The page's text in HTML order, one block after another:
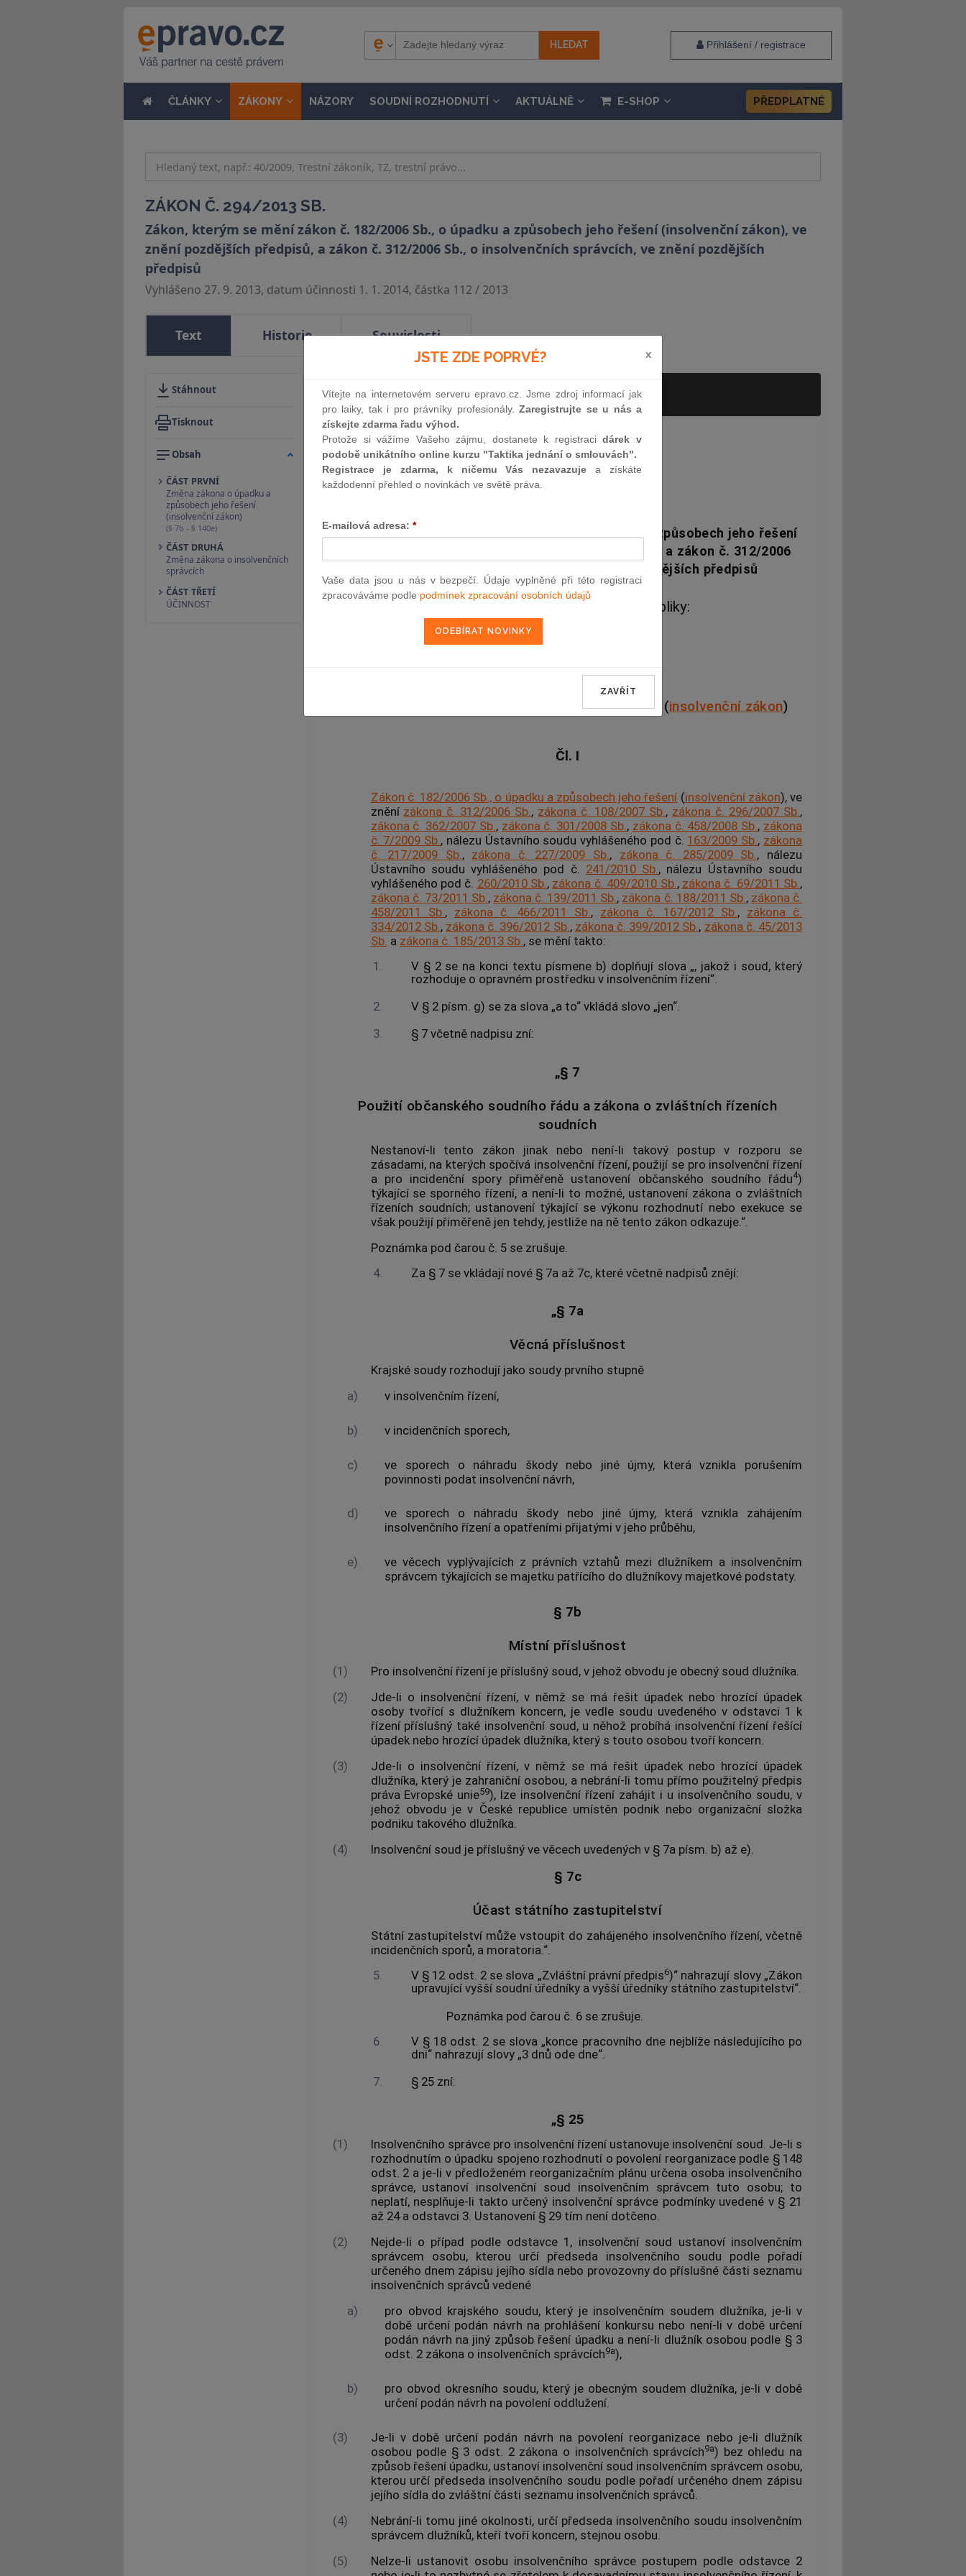
Přihlášení / registrace
ČLÁNKY ZÁKONY NÁZORY SOUDNÍ ROZHODNUTÍ AKTUÁLNĚ E-SHOP PŘEDPLATNÉ
ZÁKON Č. 294/2013 SB.
Zákon, kterým se mění zákon č. 182/2006 Sb., o úpadku a způsobech jeho řešení (insolvenční zákon), ve
znění pozdějších předpisů, a zákon č. 312/2006 Sb., o insolvenčních správcích, ve znění pozdějších
předpisů
Vyhlášeno 27. 9. 2013, datum účinnosti 1. 1. 2014, částka 112 / 2013
Text Historie Souvislosti
Stáhnout
Tisknout
Obsah
ČÁST PRVNÍ
Změna zákona o úpadku a
způsobech jeho řešení
(insolvenční zákon)
(§ 7b - § 140e)
ČÁST DRUHÁ
Změna zákona o insolvenčních
správcích
ČÁST TŘETÍ
ÚČINNOST
Aktuální zněníod 1. 1. 2014
294
ZÁKON
kterým se mění zákon č. 182/2006 Sb., o úpadku a způsobech jeho řešení
(insolvenční zákon), ve znění pozdějších předpisů, a zákon č. 312/2006
Sb., o insolvenčních správcích, ve znění pozdějších předpisů
Parlament se usnesl na tomto zákoně České republiky:
ČÁST PRVNÍ
o úpadku a způsobech jeho řešení (insolvenční zákon)
Čl. I
Zákon č. 182/2006 Sb., o úpadku a způsobech jeho řešení (insolvenční zákon), ve
znění zákona č. 312/2006 Sb., zákona č. 108/2007 Sb., zákona č. 296/2007 Sb.,
zákona č. 362/2007 Sb., zákona č. 301/2008 Sb., zákona č. 458/2008 Sb., zákona
č. 7/2009 Sb., nálezu Ústavního soudu vyhlášeného pod č. 163/2009 Sb., zákona
č. 217/2009 Sb., zákona č. 227/2009 Sb., zákona č. 285/2009 Sb., nálezu
Ústavního soudu vyhlášeného pod č. 241/2010 Sb., nálezu Ústavního soudu
vyhlášeného pod č. 260/2010 Sb., zákona č. 409/2010 Sb., zákona č. 69/2011 Sb.,
zákona č. 73/2011 Sb., zákona č. 139/2011 Sb., zákona č. 188/2011 Sb., zákona č.
458/2011 Sb., zákona č. 466/2011 Sb., zákona č. 167/2012 Sb., zákona č.
334/2012 Sb., zákona č. 396/2012 Sb., zákona č. 399/2012 Sb., zákona č. 45/2013
Sb. a zákona č. 185/2013 Sb., se mění takto:
1.
V § 2 se na konci textu písmene b) doplňují slova „, jakož i soud, který
rozhoduje o opravném prostředku v insolvenčním řízení“.
2.
V § 2 písm. g) se za slova „a to“ vkládá slovo „jen“.
3.
§ 7 včetně nadpisu zní:
„§ 7
Použití občanského soudního řádu a zákona o zvláštních řízeních
soudních
Nestanoví-li tento zákon jinak nebo není-li takový postup v rozporu se
zásadami, na kterých spočívá insolvenční řízení, použijí se pro insolvenční řízení
a pro incidenční spory přiměřeně ustanovení občanského soudního řádu4)
týkající se sporného řízení, a není-li to možné, ustanovení zákona o zvláštních
řízeních soudních; ustanovení týkající se výkonu rozhodnutí nebo exekuce se
však použijí přiměřeně jen tehdy, jestliže na ně tento zákon odkazuje.“.
Poznámka pod čarou č. 5 se zrušuje.
4.
Za § 7 se vkládají nové § 7a až 7c, které včetně nadpisů znějí:
„§ 7a
Věcná příslušnost
Krajské soudy rozhodují jako soudy prvního stupně
a)
v insolvenčním řízení,
b) v incidenčních sporech,
c)
ve sporech o náhradu škody nebo jiné újmy, která vznikla porušením
povinnosti podat insolvenční návrh,
d)
ve sporech o náhradu škody nebo jiné újmy, která vznikla zahájením
insolvenčního řízení a opatřeními přijatými v jeho průběhu,
e)
ve věcech vyplývajících z právních vztahů mezi dlužníkem a insolvenčním
správcem týkajících se majetku patřícího do dlužníkovy majetkové podstaty.
§ 7b
Místní příslušnost
(1)
Pro insolvenční řízení je příslušný soud, v jehož obvodu je obecný soud dlužníka.
(2)
Jde-li o insolvenční řízení, v němž se má řešit úpadek nebo hrozící úpadek
osoby tvořící s dlužníkem koncern, je vedle soudu uvedeného v odstavci 1 k
řízení příslušný také insolvenční soud, u něhož probíhá insolvenční řízení řešící
úpadek nebo hrozící úpadek dlužníka, který s touto osobou tvoří koncern.
(3)
Jde-li o insolvenční řízení, v němž se má řešit úpadek nebo hrozící úpadek
dlužníka, který je zahraniční osobou, a nebrání-li tomu přímo použitelný předpis
práva Evropské unie59), lze insolvenční řízení zahájit i u insolvenčního soudu, v
jehož obvodu je v České republice umístěn podnik nebo organizační složka
podniku takového dlužníka.
(4)
Insolvenční soud je příslušný ve věcech uvedených v § 7a písm. b) až e).
§ 7c
Účast státního zastupitelství
Státní zastupitelství může vstoupit do zahájeného insolvenčního řízení, včetně
incidenčních sporů, a moratoria.“.
5.
V § 12 odst. 2 se slova „Zvláštní právní předpis6)“ nahrazují slovy „Zákon
upravující vyšší soudní úředníky a vyšší úředníky státního zastupitelství“.
Poznámka pod čarou č. 6 se zrušuje.
6.
V § 18 odst. 2 se slova „konce pracovního dne nejblíže následujícího po
dni“ nahrazují slovy „3 dnů ode dne“.
7.
§ 25 zní:
„§ 25
(1)
Insolvenčního správce pro insolvenční řízení ustanovuje insolvenční soud. Je-li s
rozhodnutím o úpadku spojeno rozhodnutí o povolení reorganizace podle § 148
odst. 2 a je-li v předloženém reorganizačním plánu určena osoba insolvenčního
správce, ustanoví insolvenční soud insolvenčním správcem tuto osobu; to
neplatí, nesplňuje-li takto určený insolvenční správce podmínky uvedené v § 21
až 24 a odstavci 3. Ustanovení § 29 tím není dotčeno.
(2)
Nejde-li o případ podle odstavce 1, insolvenční soud ustanoví insolvenčním
správcem osobu, kterou určí předseda insolvenčního soudu podle pořadí
určeného dnem zápisu jejího sídla nebo provozovny do příslušné části seznamu
insolvenčních správců vedené
a)
pro obvod krajského soudu, který je insolvenčním soudem dlužníka, je-li v
době určení podán návrh na prohlášení konkursu nebo není-li v době určení
podán návrh na jiný způsob řešení úpadku a není-li dlužník osobou podle § 3
odst. 2 zákona o insolvenčních správcích9a),
b)
pro obvod okresního soudu, který je obecným soudem dlužníka, je-li v době
určení podán návrh na povolení oddlužení.
(3)
Je-li v době určení podán návrh na povolení reorganizace nebo je-li dlužník
osobou podle § 3 odst. 2 zákona o insolvenčních správcích9a) bez ohledu na
způsob řešení úpadku, ustanoví insolvenční soud insolvenčním správcem osobu,
kterou určí předseda insolvenčního soudu podle pořadí určeného dnem zápisu
jejího sídla do zvláštní části seznamu insolvenčních správců.
(4)
Nebrání-li tomu jiné okolnosti, určí předseda insolvenčního soudu insolvenčním
správcem dlužníků, kteří tvoří koncern, stejnou osobu.
(5)
Nelze-li ustanovit osobu insolvenčního správce postupem podle odstavce 2
JSTE ZDE POPRVÉ? x
Vítejte na internetovém serveru epravo.cz. Jsme zdroj informací jak
pro laiky, tak i pro právníky profesionály.Zaregistrujte se u nás a
získejte zdarma řadu výhod.
Protože si vážíme Vašeho zájmu, dostanete k registracidárek v
podobě unikátního online kurzu "Taktika jednání o smlouvách".
Registrace je zdarma, k ničemu Vás nezavazuje a získáte
každodenní přehled o novinkách ve světě práva.
E-mailová adresa: *
Vaše data jsou u nás v bezpečí. Údaje vyplněné při této registraci
zpracováváme podle podmínek zpracování osobních údajů
ZAVŘÍT